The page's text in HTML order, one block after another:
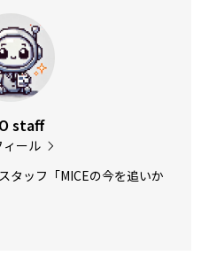
staff
ィール
タッフ「MICEの今を追いか